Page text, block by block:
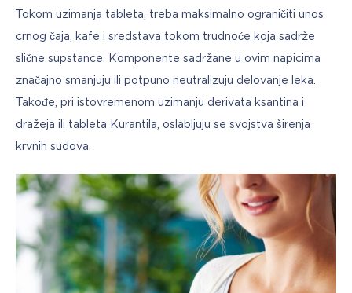
Tokom uzimanja tableta, treba maksimalno ograničiti unos
crnog čaja, kafe i sredstava tokom trudnoće koja sadrže
slične supstance. Komponente sadržane u ovim napicima
značajno smanjuju ili potpuno neutralizuju delovanje leka.
Takođe, pri istovremenom uzimanju derivata ksantina i
dražeja ili tableta Kurantila, oslabljuju se svojstva širenja
krvnih sudova.